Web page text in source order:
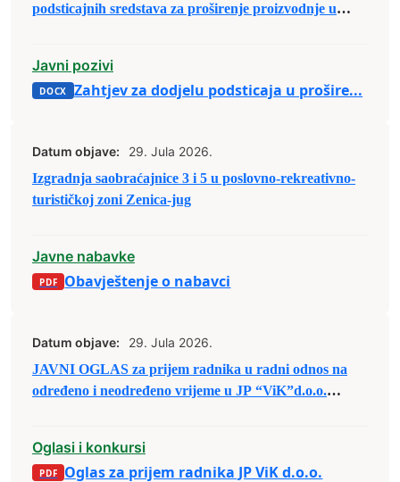
podsticajnih sredstava za proširenje proizvodnje u
Javni pozivi
Zahtjev za dodjelu podsticaja u prošire...
Datum objave:
29. Jula 2026.
Izgradnja saobraćajnice 3 i 5 u poslovno-rekreativno-
turističkoj zoni Zenica-jug
Javne nabavke
Obavještenje o nabavci
Datum objave:
29. Jula 2026.
JAVNI OGLAS za prijem radnika u radni odnos na
određeno i neodređeno vrijeme u JP “ViK”d.o.o.
Oglasi i konkursi
Oglas za prijem radnika JP ViK d.o.o.